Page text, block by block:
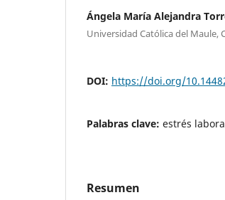
Ángela María Alejandra
Universidad Católica del Maule,
DOI: https://doi.org/
Palabras clave: estrés
Resumen